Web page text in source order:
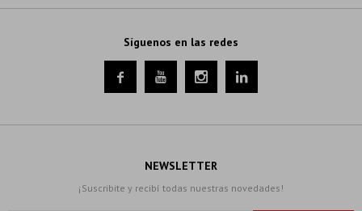
Síguenos en las redes
   
NEWSLETTER
¡Suscribite y recibí todas nuestras novedades!